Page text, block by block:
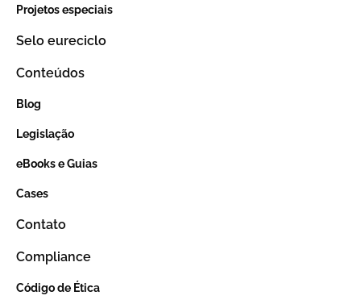
Projetos especiais
Selo eureciclo
Conteúdos
Blog
Legislação
eBooks e Guias
Cases
Contato
Compliance
Código de Ética